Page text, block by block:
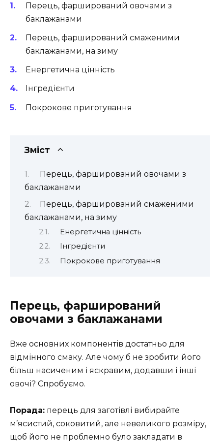
Перець, фарширований овочами з
баклажанами
Перець, фарширований смаженими
баклажанами, на зиму
Енергетична цінність
Інгредієнти
Покрокове приготування
Зміст
Перець, фарширований овочами з
баклажанами
Перець, фарширований смаженими
баклажанами, на зиму
Енергетична цінність
Інгредієнти
Покрокове приготування
Перець, фарширований
овочами з баклажанами
Вже основних компонентів достатньо для
відмінного смаку. Але чому б не зробити його
більш насиченим і яскравим, додавши і інші
овочі? Спробуємо.
Порада: перець для заготівлі вибирайте
м’ясистий, соковитий, але невеликого розміру,
щоб його не проблемно було закладати в